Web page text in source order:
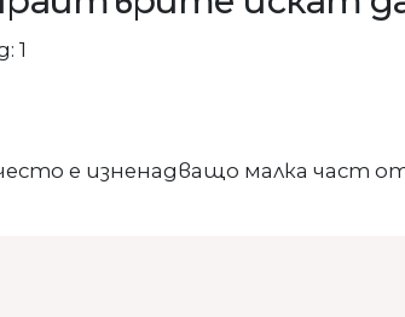
1
е изненадващо малка част